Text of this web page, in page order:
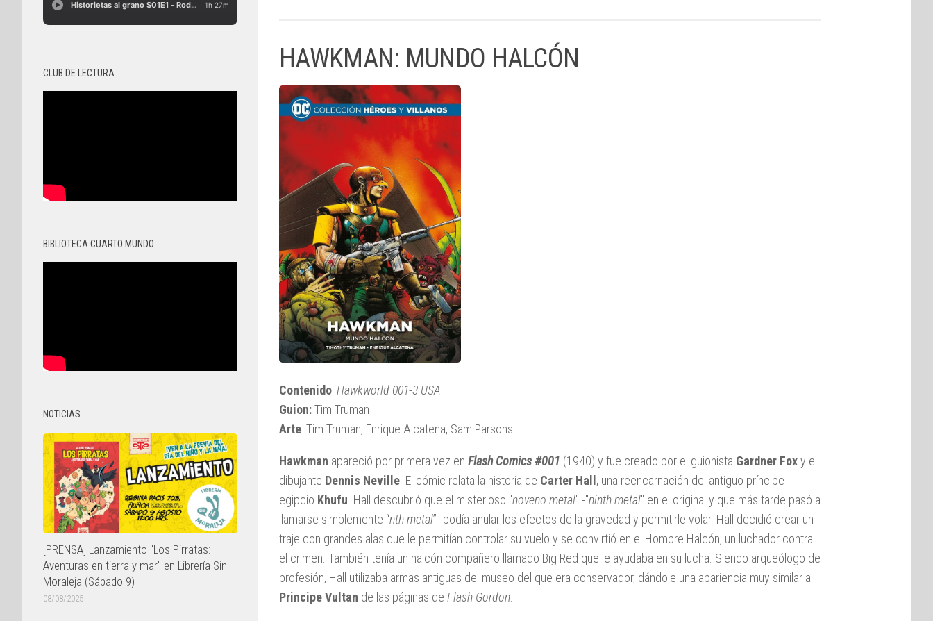
HAWKMAN: MUNDO HALCÓN
Contenido: Hawkworld 001-3 USA
Guion:Tim Truman
Arte: Tim Truman, Enrique Alcatena, Sam Parsons
Hawkman apareció por primera vez en Flash Comics #001 (1940) y fue creado por el guionista Gardner Foxy el
dibujante Dennis Neville. El cómic relata la historia de Carter Hall , una reencarnación del antiguo príncipe
egipcio Khufu. Hall descubrió que el misterioso "noveno metal" -"ninth metal" en el original y que más tarde pasó a
llamarse simplemente “nth metal”- podía anular los efectos de la gravedad y permitirle volar. Hall decidió crear un
traje con grandes alas que le permitían controlar su vuelo y se convirtió en el Hombre Halcón, un luchador contra
el crimen. También tenía un halcón compañero llamado Big Red que le ayudaba en su lucha. Siendo arqueólogo de
profesión, Hall utilizaba armas antiguas del museo del que era conservador, dándole una apariencia muy similar al
Principe Vultan de las páginas de Flash Gordon.
CLUB DE LECTURA
BIBLIOTECA CUARTO MUNDO
NOTICIAS
[PRENSA] Lanzamiento "Los Pirratas:
Aventuras en tierra y mar" en Librería Sin
Moraleja (Sábado 9)
08/08/2025